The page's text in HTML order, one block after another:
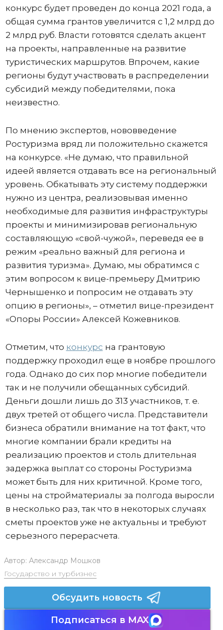
конкурс будет проведен до конца 2021 года, а
общая сумма грантов увеличится с 1,2 млрд до
2 млрд руб. Власти готовятся сделать акцент
на проекты, направленные на развитие
туристических маршрутов. Впрочем, какие
регионы будут участвовать в распределении
субсидий между победителями, пока
неизвестно.
По мнению экспертов, нововведение
Ростуризма вряд ли положительно скажется
на конкурсе. «Не думаю, что правильной
идеей является отдавать все на региональный
уровень. Обкатывать эту систему поддержки
нужно из центра, реализовывая именно
необходимые для развития инфраструктуры
проекты и минимизировав региональную
составляющую «свой-чужой», переведя ее в
режим «реально важный для региона и
развития туризма». Думаю, мы обратимся с
этим вопросом к вице-премьеру Дмитрию
Чернышенко и попросим не отдавать эту
опцию в регионы», – отметил вице-президент
«Опоры России» Алексей Кожевников.
Отметим, что конкурс на грантовую
поддержку проходил еще в ноябре прошлого
года. Однако до сих пор многие победители
так и не получили обещанных субсидий.
Деньги дошли лишь до 313 участников, т. е.
двух третей от общего числа. Представители
бизнеса обратили внимание на тот факт, что
многие компании брали кредиты на
реализацию проектов и столь длительная
задержка выплат со стороны Ростуризма
может быть для них критичной. Кроме того,
цены на стройматериалы за полгода выросли
в несколько раз, так что в некоторых случаях
сметы проектов уже не актуальны и требуют
серьезного перерасчета.
Автор: Александр Мошков
Государство и турбизнес
Обсудить новость
Подписаться в MAX